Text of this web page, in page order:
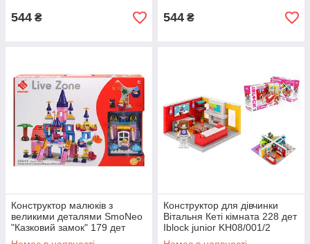
544 ₴ 544 ₴
Конструктор малюків з
великими деталями SmoNeo
"Казковий замок" 179 дет
55014
Конструктор для дівчинки
Вітальня Кеті кімната 228 дет
Iblock junior KH08/001/2